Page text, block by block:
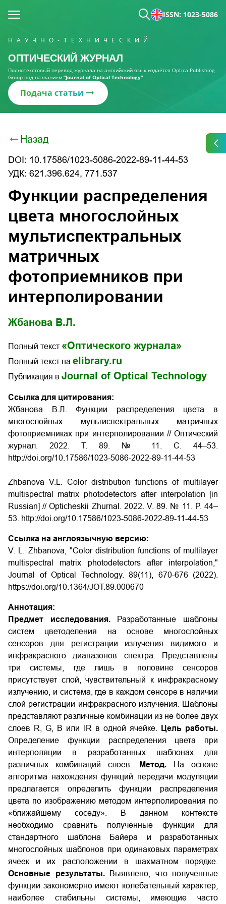
ISSN: 1023-5086
НАУЧНО-ТЕХНИЧЕСКИЙ
ОПТИЧЕСКИЙ ЖУРНАЛ
Полнотекстовый перевод журнала на английский язык издаётся Optica Publishing
Group под названием “Journal of Optical Technology“
Подача статьи
Назад
DOI: 10.17586/1023-5086-2022-89-11-44-53
УДК: 621.396.624, 771.537
Функции распределения
цвета многослойных
мультиспектральных
матричных
фотоприемников при
интерполировании
Жбанова В.Л.
Полный текст «Оптического журнала»
Полный текст на elibrary.ru
Публикация в Journal of Optical Technology
Ссылка для цитирования:
Жбанова В.Л. Функции распределения цвета в
многослойных мультиспектральных матричных
фотоприемниках при интерполировании // Оптический
журнал. 2022. Т. 89. № 11. С. 44–53.
http://doi.org/10.17586/1023-5086-2022-89-11-44-53
Zhbanova V.L. Color distribution functions of multilayer
multispectral matrix photodetectors after interpolation [in
Russian] // Opticheskii Zhurnal. 2022. V. 89. № 11. P. 44–
53. http://doi.org/10.17586/1023-5086-2022-89-11-44-53
Ссылка на англоязычную версию:
V. L. Zhbanova, "Color distribution functions of multilayer
multispectral matrix photodetectors after interpolation,"
Journal of Optical Technology. 89(11), 670-676 (2022).
https://doi.org/10.1364/JOT.89.000670
Аннотация:
Предмет исследования.Разработанные шаблоны
систем цветоделения на основе многослойных
сенсоров для регистрации излучения видимого и
инфракрасного диапазонов спектра. Представлены
три системы, где лишь в половине сенсоров
присутствует слой, чувствительный к инфракрасному
излучению, и система, где в каждом сенсоре в наличии
слой регистрации инфракрасного излучения. Шаблоны
представляют различные комбинации из не более двух
слоев R, G, B или IR в одной ячейке.
Цель работы.
Определение функции распределения цвета при
интерполяции в разработанных шаблонах для
различных комбинаций слоев.
Метод. На основе
алгоритма нахождения функций передачи модуляции
предлагается определить функции распределения
цвета по изображению методом интерполирования по
«ближайшему соседу». В данном контексте
необходимо сравнить полученные функции для
стандартного шаблона Байера и разработанных
многослойных шаблонов при одинаковых параметрах
ячеек и их расположении в шахматном порядке.
Основные результаты.Выявлено, что полученные
функции закономерно имеют колебательный характер,
наиболее стабильны системы, имеющие часто